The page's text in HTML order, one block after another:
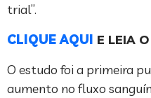
trial”.
CLIQUE AQUI E LEIA
O estudo foi a primeira
aumento no fluxo